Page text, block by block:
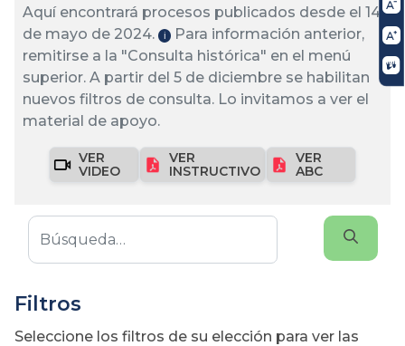
Aquí encontrará procesos publicados desde el 14
de mayo de 2024.
ℹ️
Para información anterior,
remitirse a la "Consulta histórica" en el menú
superior. A partir del 5 de diciembre se habilitan
nuevos filtros de consulta. Lo invitamos a ver el
material de apoyo.
VER
VIDEO
VER
INSTRUCTIVO
VER
ABC
Filtros
Seleccione los filtros de su elección para ver las